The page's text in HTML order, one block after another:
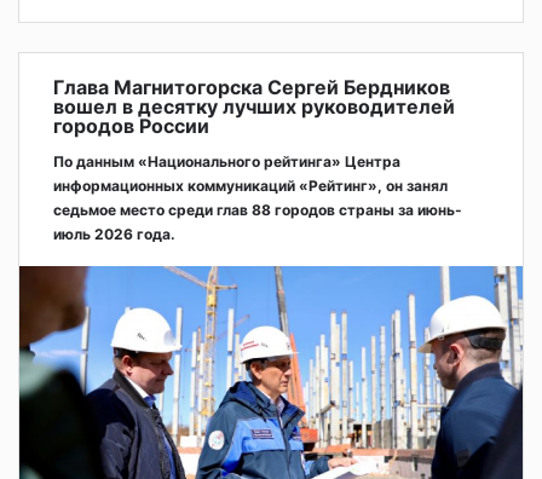
Глава Магнитогорска Сергей Бердников
вошел в десятку лучших руководителей
городов России
По данным «Национального рейтинга» Центра
информационных коммуникаций «Рейтинг», он занял
седьмое место среди глав 88 городов страны за июнь-
июль 2026 года.